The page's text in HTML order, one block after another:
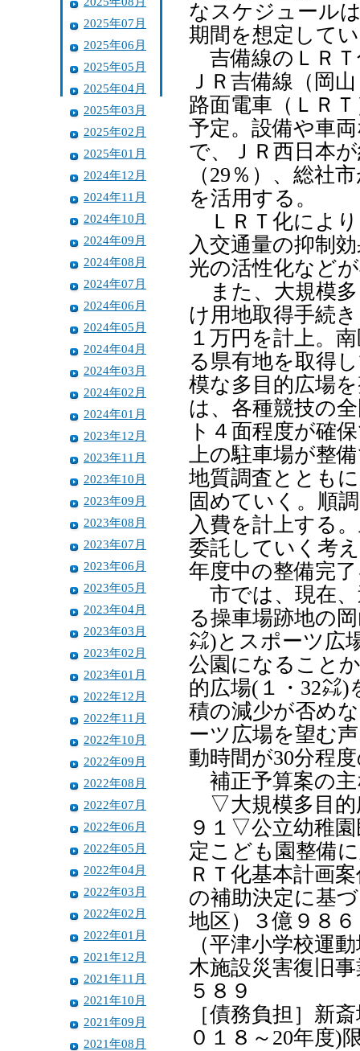
2025年07月
2025年06月
2025年05月
2025年04月
2025年03月
2025年02月
2025年01月
2024年12月
2024年11月
2024年10月
2024年09月
2024年08月
2024年07月
2024年06月
2024年05月
2024年04月
2024年03月
2024年02月
2024年01月
2023年12月
2023年11月
2023年10月
2023年09月
2023年08月
2023年07月
2023年06月
2023年05月
2023年04月
2023年03月
2023年02月
2023年01月
2022年12月
2022年11月
2022年10月
2022年09月
2022年08月
2022年07月
2022年06月
2022年05月
2022年04月
2022年03月
2022年02月
2022年01月
2021年12月
2021年11月
2021年10月
2021年09月
2021年08月
なスケジュール
期間を想定して
吉備線のＬＲＴ
ＪＲ吉備線（岡
路面電車（ＬＲ
予定。設備や車
で、ＪＲ西日本
（29％）、総社
を活用する。
ＬＲＴ化により
入交通量の抑制
光の活性化など
また、大規模多
け用地取得手続
１万円を計上。
る県有地を取得
模な多目的広場
は、各種競技の
ト４面程度が確
上の駐車場が整
地質調査ととも
固めていく。順
入費を計上する
委託していく考
年度中の整備完
市では、現在、
る操車場跡地の
㌶)とスポーツ広
公園になること
的広場(１・32㌶
積の減少が否め
ーツ広場を望む
動時間が30分程
補正予算案の主
▽大規模多目的
９１▽公立幼稚
定こども園整備
ＲＴ化基本計画
の補助決定に基
地区）３億９８
（平津小学校運
木施設災害復旧
５８９
［債務負担］新
０１８～20年度)